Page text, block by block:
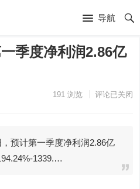
导航
季度净利润2.86亿
191浏览 评论已关闭
预计第一季度净利润2.86亿
1339.…